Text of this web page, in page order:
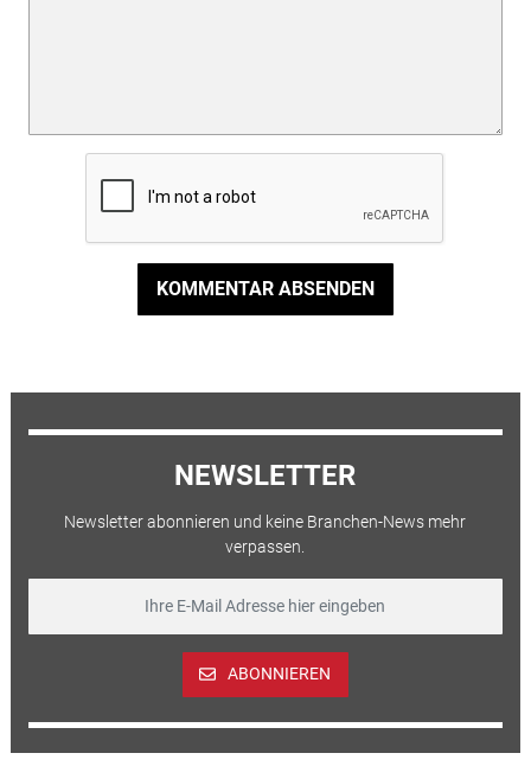
KOMMENTAR ABSENDEN
NEWSLETTER
Newsletter abonnieren und keine Branchen-News mehr
verpassen.
ABONNIEREN